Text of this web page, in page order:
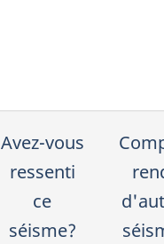
Avez-vous
ressenti
ce
séisme?